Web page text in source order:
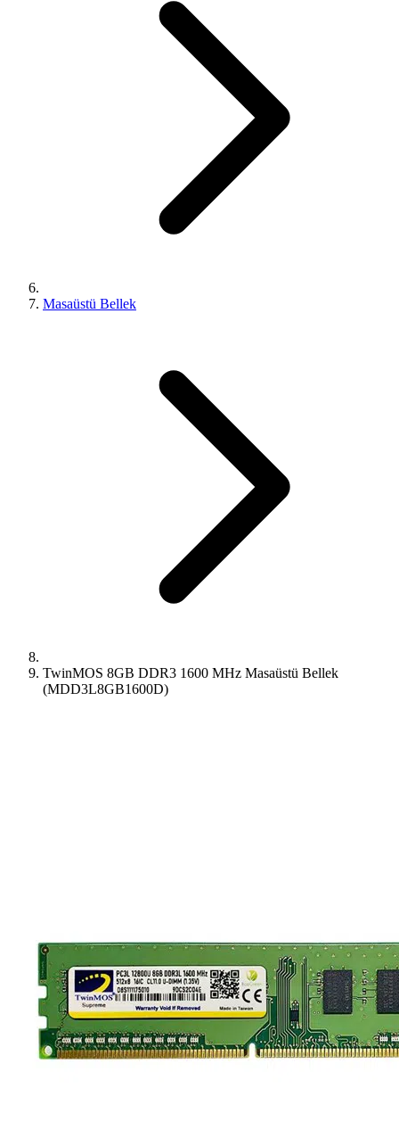
Masaüstü Bellek
TwinMOS 8GB DDR3 1600 MHz Masaüstü Bellek
(MDD3L8GB1600D)